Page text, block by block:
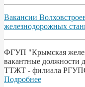
Вакансии
железнодорожных
ФГУП "Крымская
вакантные должности
ТТЖТ - филиала
Подробнее